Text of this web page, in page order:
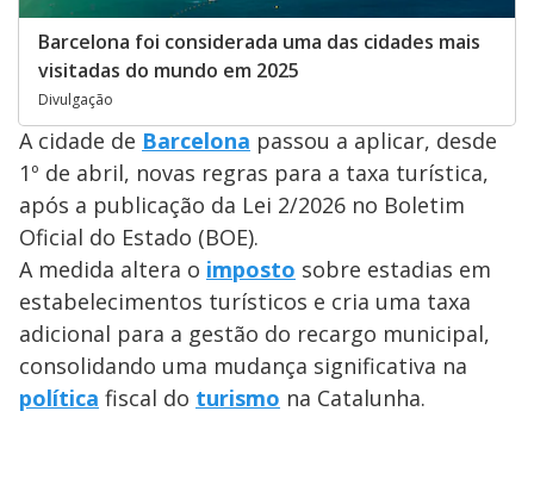
Barcelona foi considerada uma das cidades mais
visitadas do mundo em 2025
Divulgação
A cidade de Barcelona passou a aplicar, desde
1º de abril, novas regras para a taxa turística,
após a publicação da Lei 2/2026 no Boletim
Oficial do Estado (BOE).
A medida altera o imposto sobre estadias em
estabelecimentos turísticos e cria uma taxa
adicional para a gestão do recargo municipal,
consolidando uma mudança significativa na
política fiscal do turismo na Catalunha.